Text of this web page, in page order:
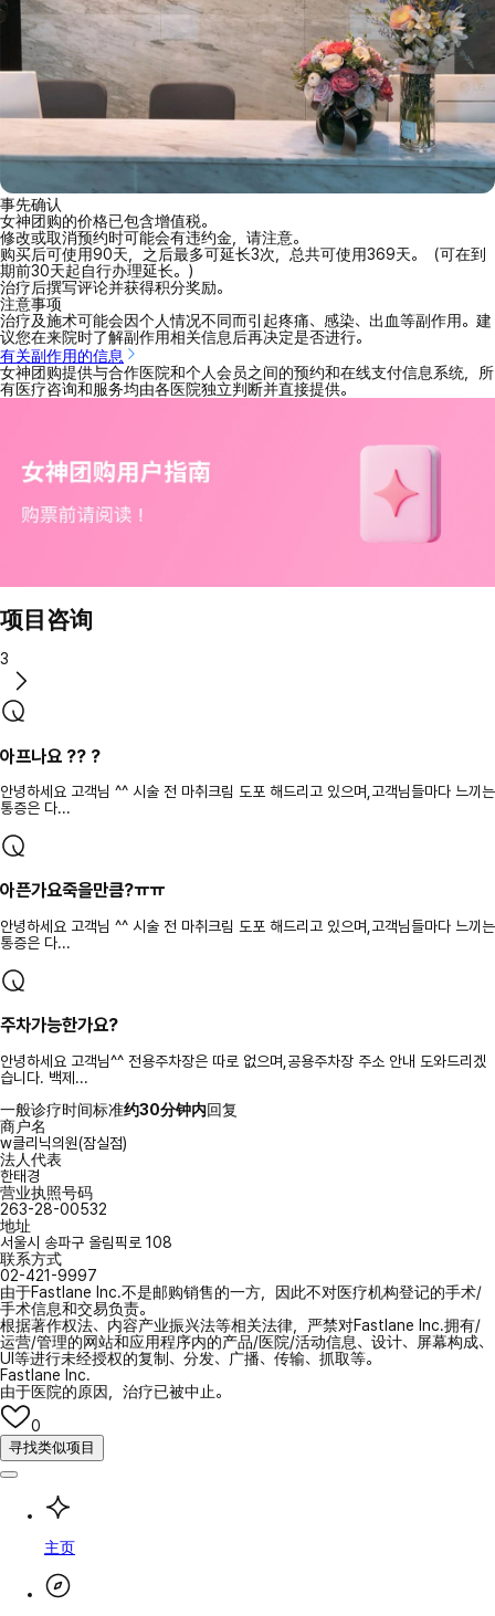
事先确认
女神团购的价格已包含增值税。
修改或取消预约时可能会有违约金，请注意。
购买后可使用90天，之后最多可延长3次，总共可使用369天。（可在到
期前30天起自行办理延长。）
治疗后撰写评论并获得积分奖励。
注意事项
治疗及施术可能会因个人情况不同而引起疼痛、感染、出血等副作用。建
议您在来院时了解副作用相关信息后再决定是否进行。
有关副作用的信息
女神团购提供与合作医院和个人会员之间的预约和在线支付信息系统，所
有医疗咨询和服务均由各医院独立判断并直接提供。
项目咨询
3
아프나요 ?? ?
안녕하세요 고객님 ^^ 시술 전 마취크림 도포 해드리고 있으며,고객님들마다 느끼는
통증은 다...
아픈가요죽을만큼?ㅠㅠ
안녕하세요 고객님 ^^ 시술 전 마취크림 도포 해드리고 있으며,고객님들마다 느끼는
통증은 다...
주차가능한가요?
안녕하세요 고객님^^ 전용주차장은 따로 없으며,공용주차장 주소 안내 도와드리겠
습니다. 백제...
一般诊疗时间标准约30分钟内回复
商户名
w클리닉의원(잠실점)
法人代表
한태경
营业执照号码
263-28-00532
地址
서울시 송파구 올림픽로 108
联系方式
02-421-9997
由于Fastlane Inc.不是邮购销售的一方，因此不对医疗机构登记的手术/
手术信息和交易负责。
根据著作权法、内容产业振兴法等相关法律，严禁对Fastlane Inc.拥有/
运营/管理的网站和应用程序内的产品/医院/活动信息、设计、屏幕构成、
UI等进行未经授权的复制、分发、广播、传输、抓取等。
Fastlane Inc.
由于医院的原因，治疗已被中止。
0
寻找类似项目
主页